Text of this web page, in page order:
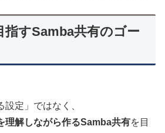
指すSamba共有のゴー
設定」ではなく、
理解しながら作るSamba共有を目